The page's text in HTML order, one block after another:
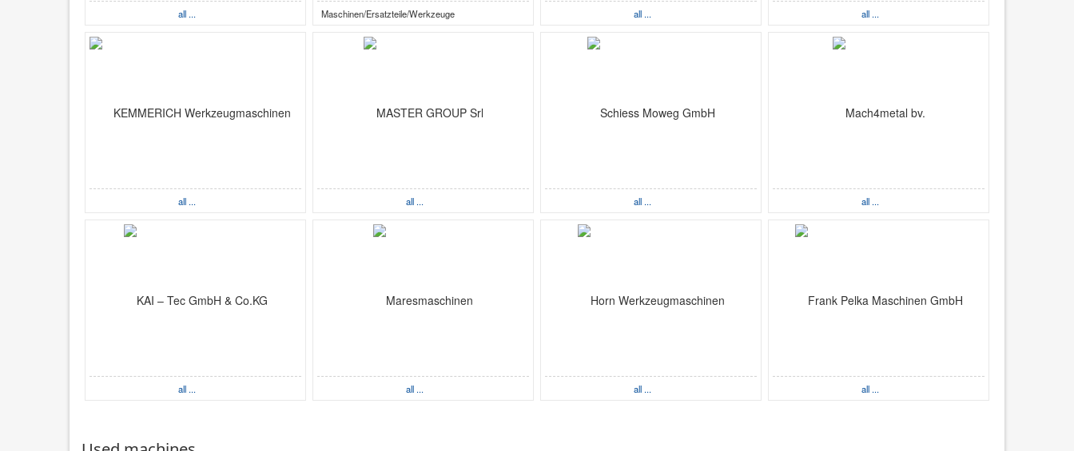
all ... Maschinen/Ersatzteile/Werkzeuge all ... all ...
all ... all ... all ... all ...
all ... all ... all ... all ...